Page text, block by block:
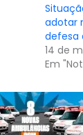
adotar
defesa
14 de
Em